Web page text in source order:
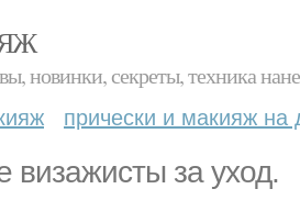
новинки, секреты, техника
прически и макияж на
за уход.